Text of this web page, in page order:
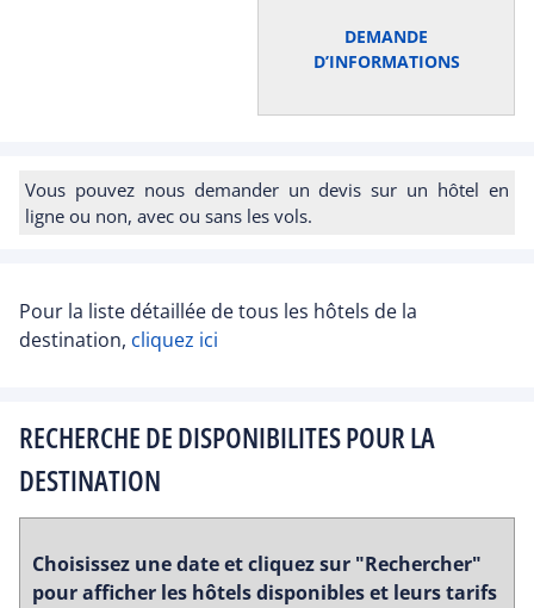
DEMANDE
D’INFORMATIONS
Vous pouvez nous demander un devis sur un hôtel en
ligne ou non, avec ou sans les vols.
Pour la liste détaillée de tous les hôtels de la
destination, cliquez ici
RECHERCHE DE DISPONIBILITES POUR LA
DESTINATION
Choisissez une date et cliquez sur "Rechercher"
pour afficher les hôtels disponibles et leurs tarifs